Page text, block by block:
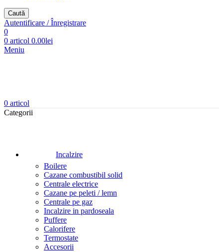
Caută
Autentificare / Înregistrare
0
0 articol 0.00lei
Meniu
0 articol
Categorii
Incalzire
Boilere
Cazane combustibil solid
Centrale electrice
Cazane pe peleti / lemn
Centrale pe gaz
Incalzire in pardoseala
Puffere
Calorifere
Termostate
Accesorii